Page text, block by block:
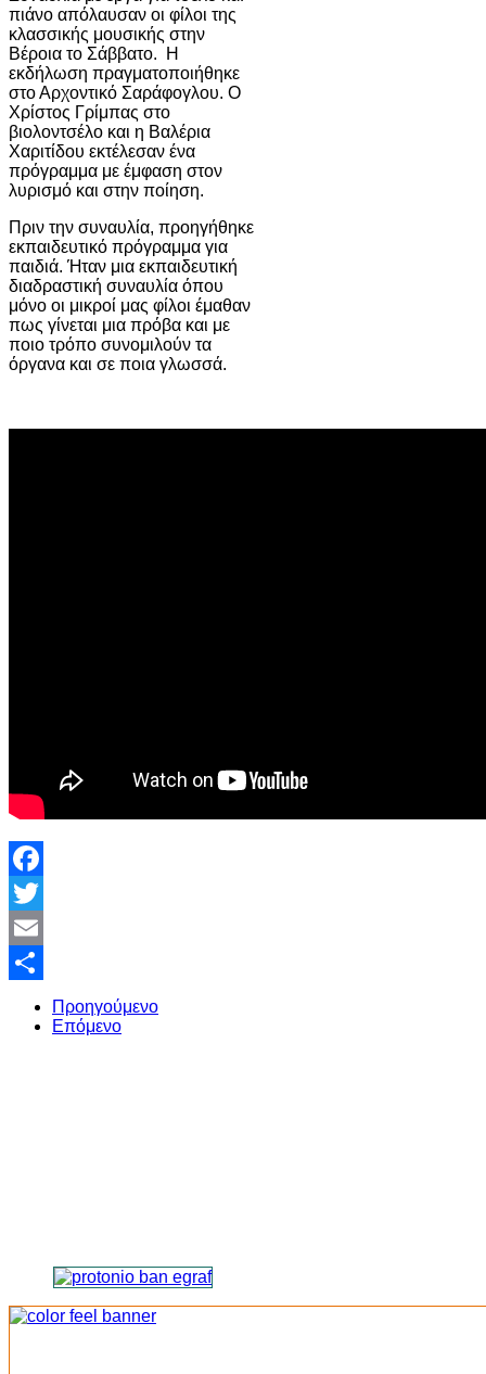
πιάνο απόλαυσαν οι φίλοι της
κλασσικής μουσικής στην
Βέροια το Σάββατο. Η
εκδήλωση πραγματοποιήθηκε
στο Αρχοντικό Σαράφογλου. Ο
Χρίστος Γρίμπας στο
βιολοντσέλο και η Βαλέρια
Χαριτίδου εκτέλεσαν ένα
πρόγραμμα με έμφαση στον
λυρισμό και στην ποίηση.
Πριν την συναυλία, προηγήθηκε
εκπαιδευτικό πρόγραμμα για
παιδιά. Ήταν μια εκπαιδευτική
διαδραστική συναυλία όπου
μόνο οι μικροί μας φίλοι έμαθαν
πως γίνεται μια πρόβα και με
ποιο τρόπο συνομιλούν τα
όργανα και σε ποια γλωσσά.
Facebook
Twitter
Email
Share
Προηγούμενο
Επόμενο